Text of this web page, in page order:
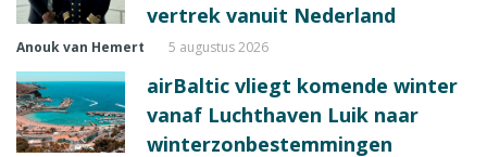
vertrek vanuit Nederland
Anouk van Hemert 5 augustus 2026
airBaltic vliegt komende winter
vanaf Luchthaven Luik naar
winterzonbestemmingen